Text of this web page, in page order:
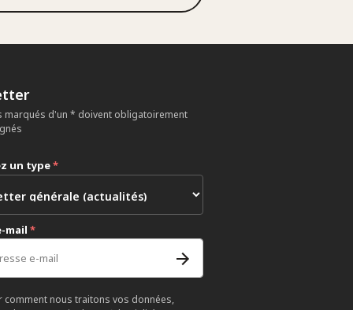
marqués d'un * doivent obligatoirement
un type*
mail *
comment nous traitons vos données,